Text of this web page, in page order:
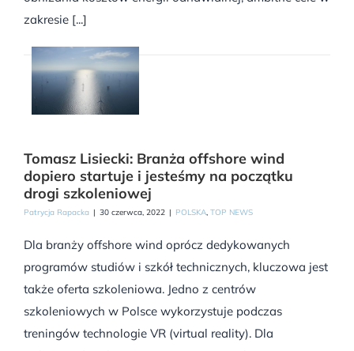
zakresie [...]
Tomasz Lisiecki: Branża offshore wind
dopiero startuje i jesteśmy na początku
drogi szkoleniowej
Patrycja Rapacka | 30 czerwca, 2022 | POLSKA, TOP NEWS
Dla branży offshore wind oprócz dedykowanych
programów studiów i szkół technicznych, kluczowa jest
także oferta szkoleniowa. Jedno z centrów
szkoleniowych w Polsce wykorzystuje podczas
treningów technologie VR (virtual reality). Dla